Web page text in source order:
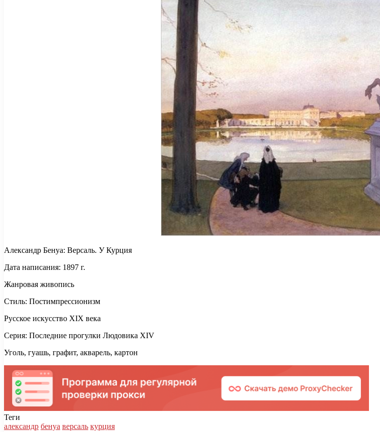
Александр Бенуа: Версаль. У Курция
Дата написания: 1897 г.
Жанровая живопись
Стиль: Постимпрессионизм
Русское искусство XIX века
Серия: Последние прогулки Людовика XIV
Уголь, гуашь, графит, акварель, картон
Теги
александр бенуа версаль курция